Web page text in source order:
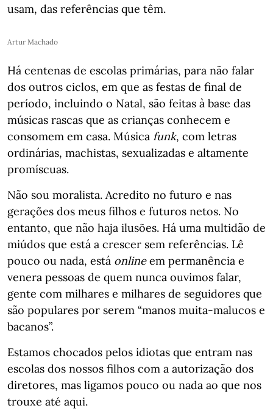
usam, das referências que têm.
Artur Machado
Há centenas de escolas primárias, para não falar
dos outros ciclos, em que as festas de final de
período, incluindo o Natal, são feitas à base das
músicas rascas que as crianças conhecem e
consomem em casa. Música funk, com letras
ordinárias, machistas, sexualizadas e altamente
promíscuas.
Não sou moralista. Acredito no futuro e nas
gerações dos meus filhos e futuros netos. No
entanto, que não haja ilusões. Há uma multidão de
miúdos que está a crescer sem referências. Lê
pouco ou nada, está onlineem permanência e
venera pessoas de quem nunca ouvimos falar,
gente com milhares e milhares de seguidores que
são populares por serem “manos muita-malucos e
bacanos”.
Estamos chocados pelos idiotas que entram nas
escolas dos nossos filhos com a autorização dos
diretores, mas ligamos pouco ou nada ao que nos
trouxe até aqui.